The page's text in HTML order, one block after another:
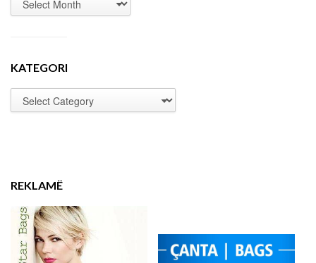
KATEGORI
REKLAMË